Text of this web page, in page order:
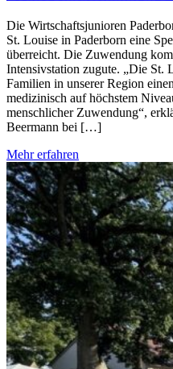
Die Wirtschaftsjunioren
St. Louise in Paderborn eine
überreicht. Die Zuwendung
Intensivstation zugute. „Die
Familien in unserer Region
medizinisch auf höchstem
menschlicher Zuwendung“,
Beermann bei […]
Mehr erfahren